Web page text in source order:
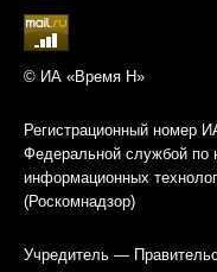
© ИА «Время Н»
Регистрационный номер
Федеральной службой по
информационных
(Роскомнадзор)
Учредитель —